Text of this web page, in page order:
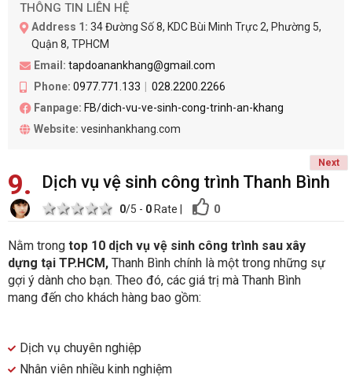
THÔNG TIN LIÊN HỆ
Address 1: 34 Đường Số 8, KDC Bùi Minh Trực 2, Phường 5,
Quận 8, TPHCM
Email: tapdoanankhang@gmail.com
Phone: 0977.771.133
028.2200.2266
Fanpage: FB/dich-vu-ve-sinh-cong-trinh-an-khang
Website: vesinhankhang.com
Next
9 Dịch vụ vệ sinh công trình Thanh Bình
5 stars
4 stars
3 stars
2 stars
1 star 0/5 - 0Rate 0
Nằm trong top 10 dịch vụ vệ sinh công trình sau xây
dựng tại TP.HCM, Thanh Bình chính là một trong những sự
gợi ý dành cho bạn. Theo đó, các giá trị mà Thanh Bình
mang đến cho khách hàng bao gồm:
Dịch vụ chuyên nghiệp
Nhân viên nhiều kinh nghiệm